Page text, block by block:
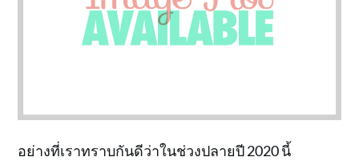
อย่างที่เราทราบกันดีว่าในช่วงปลายปี 2020 นี้